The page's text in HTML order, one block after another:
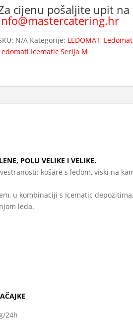
cijenu pošaljite upit na
N/A Kategorije: LEDOMAT,
Icematic Serija M
POLU VELIKE i VELIKE.
košare s ledom, viski na
u kombinaciji s Icematic
leda.
24h